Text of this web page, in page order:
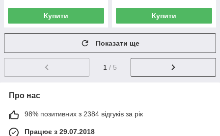
Купити Купити
Показати ще
1 / 5
Про нас
98% позитивних з 2384 відгуків за рік
Працює з 29.07.2018